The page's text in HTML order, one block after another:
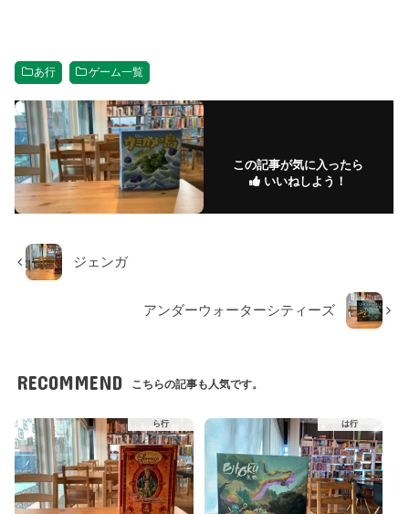
あ行 ゲーム一覧
この記事が気に入ったら
いいねしよう！
ジェンガ
アンダーウォーターシティーズ
RECOMMEND こちらの記事も人気です。
ら行 は行